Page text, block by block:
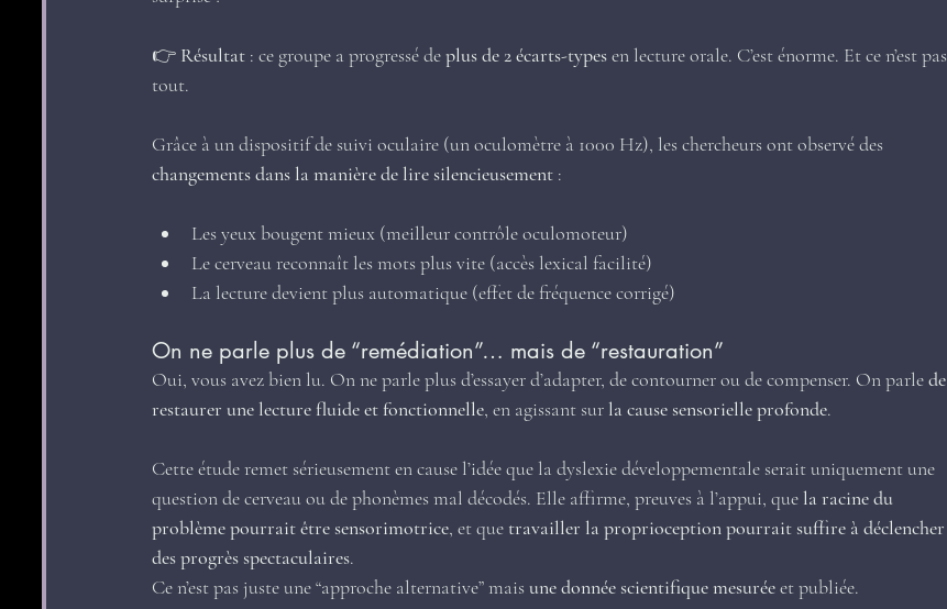
👉 Résultat : ce groupe a progressé de plus de 2 écarts-types en lecture orale. C’est énorme. Et ce n’est pas
tout.
Grâce à un dispositif de suivi oculaire (un oculomètre à 1000 Hz), les chercheurs ont observé des
changements dans la manière de lire silencieusement :
Les yeux bougent mieux (meilleur contrôle oculomoteur)
Le cerveau reconnaît les mots plus vite (accès lexical facilité)
La lecture devient plus automatique (effet de fréquence corrigé)
On ne parle plus de “remédiation”… mais de “restauration”
Oui, vous avez bien lu. On ne parle plus d’essayer d’adapter, de contourner ou de compenser. On parle de
restaurer une lecture fluide et fonctionnelle, en agissant sur la cause sensorielle profonde.
Cette étude remet sérieusement en cause l’idée que la dyslexie développementale serait uniquement une
question de cerveau ou de phonèmes mal décodés. Elle affirme, preuves à l’appui, que la racine du
problème pourrait être sensorimotrice, et que travailler la proprioception pourrait suffire à déclencher
des progrès spectaculaires.
Ce n’est pas juste une “approche alternative” mais une donnée scientifique mesurée et publiée.